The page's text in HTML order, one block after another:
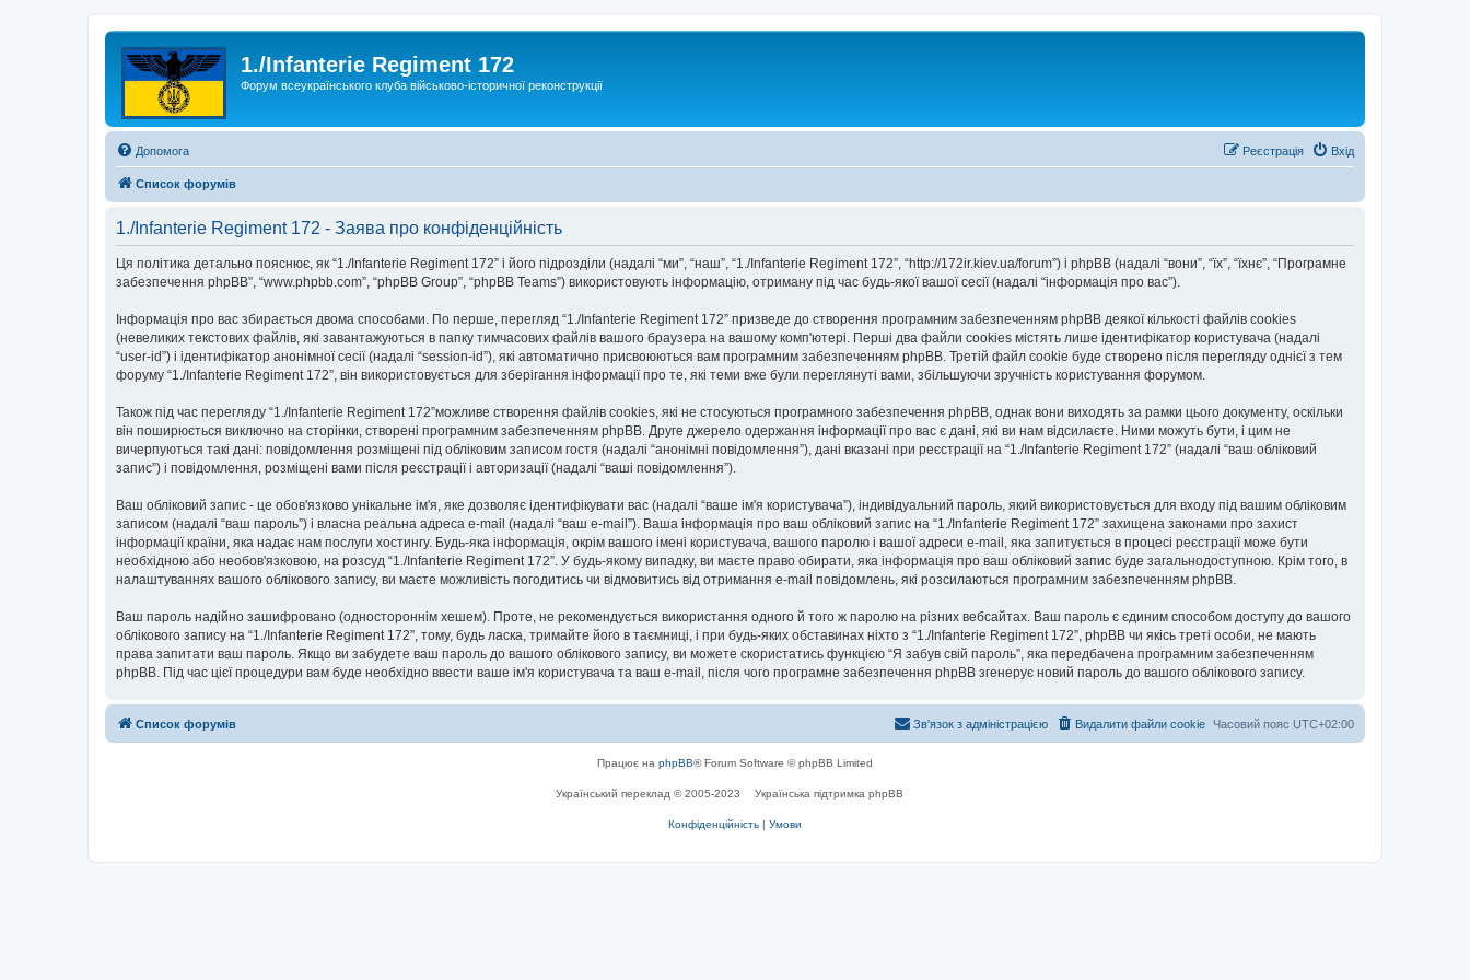
1./Infanterie Regiment 172
Форум всеукраїнського клуба військово-історичної реконструкції
Допомога Вхід
Реєстрація
Список форумів
1./Infanterie Regiment 172 - Заява про конфіденційність
Ця політика детально пояснює, як “1./Infanterie Regiment 172” і його підрозділи (надалі “ми”, “наш”, “1./Infanterie Regiment 172”, “http://172ir.kiev.ua/forum”) і phpBB (надалі “вони”, “їх”, “їхнє”, “Програмне
забезпечення phpBB”, “www.phpbb.com”, “phpBB Group”, “phpBB Teams”) використовують інформацію, отриману під час будь-якої вашої сесії (надалі “інформація про вас”).
Інформація про вас збирається двома способами. По перше, перегляд “1./Infanterie Regiment 172” призведе до створення програмним забезпеченням phpBB деякої кількості файлів cookies
(невеликих текстових файлів, які завантажуються в папку тимчасових файлів вашого браузера на вашому комп'ютері. Перші два файли cookies містять лише ідентифікатор користувача (надалі
“user-id”) і ідентифікатор анонімної сесії (надалі “session-id”), які автоматично присвоюються вам програмним забезпеченням phpBB. Третій файл cookie буде створено після перегляду однієї з тем
форуму “1./Infanterie Regiment 172”, він використовується для зберігання інформації про те, які теми вже були переглянуті вами, збільшуючи зручність користування форумом.
Також під час перегляду “1./Infanterie Regiment 172”можливе створення файлів cookies, які не стосуються програмного забезпечення phpBB, однак вони виходять за рамки цього документу, оскільки
він поширюється виключно на сторінки, створені програмним забезпеченням phpBB. Друге джерело одержання інформації про вас є дані, які ви нам відсилаєте. Ними можуть бути, і цим не
вичерпуються такі дані: повідомлення розміщені під обліковим записом гостя (надалі “анонімні повідомлення”), дані вказані при реєстрації на “1./Infanterie Regiment 172” (надалі “ваш обліковий
запис”) і повідомлення, розміщені вами після реєстрації і авторизації (надалі “ваші повідомлення”).
Ваш обліковий запис - це обов'язково унікальне ім'я, яке дозволяє ідентифікувати вас (надалі “ваше ім'я користувача”), індивідуальний пароль, який використовується для входу під вашим обліковим
записом (надалі “ваш пароль”) і власна реальна адреса e-mail (надалі “ваш e-mail”). Ваша інформація про ваш обліковий запис на “1./Infanterie Regiment 172” захищена законами про захист
інформації країни, яка надає нам послуги хостингу. Будь-яка інформація, окрім вашого імені користувача, вашого паролю і вашої адреси e-mail, яка запитується в процесі реєстрації може бути
необхідною або необов'язковою, на розсуд “1./Infanterie Regiment 172”. У будь-якому випадку, ви маєте право обирати, яка інформація про ваш обліковий запис буде загальнодоступною. Крім того, в
налаштуваннях вашого облікового запису, ви маєте можливість погодитись чи відмовитись від отримання e-mail повідомлень, які розсилаються програмним забезпеченням phpBB.
Ваш пароль надійно зашифровано (одностороннім хешем). Проте, не рекомендується використання одного й того ж паролю на різних вебсайтах. Ваш пароль є єдиним способом доступу до вашого
облікового запису на “1./Infanterie Regiment 172”, тому, будь ласка, тримайте його в таємниці, і при будь-яких обставинах ніхто з “1./Infanterie Regiment 172”, phpBB чи якісь треті особи, не мають
права запитати ваш пароль. Якщо ви забудете ваш пароль до вашого облікового запису, ви можете скористатись функцією “Я забув свій пароль”, яка передбачена програмним забезпеченням
phpBB. Під час цієї процедури вам буде необхідно ввести ваше ім'я користувача та ваш e-mail, після чого програмне забезпечення phpBB згенерує новий пароль до вашого облікового запису.
Список форумів Часовий пояс UTC+02:00
Видалити файли cookie
Зв'язок з адміністрацією
Працює на phpBB® Forum Software © phpBB Limited
Український переклад © 2005-2023 Українська підтримка phpBB
Конфіденційність | Умови